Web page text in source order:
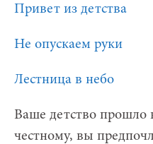
Привет из детства
Не опускаем руки
Лестница в небо
Ваше детство прошло
честному, вы